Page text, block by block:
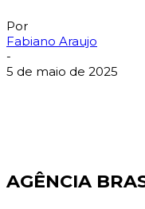
Por
Fabiano Araujo
-
5 de maio de 2025
AGÊNCIA